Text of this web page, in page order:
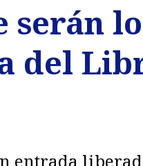
serán
del
entrada